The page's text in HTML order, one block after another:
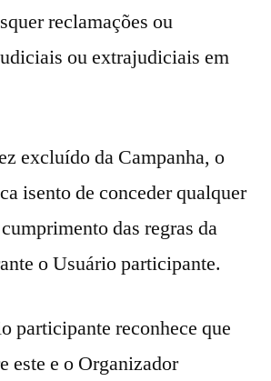
reclamações ou
ou extrajudiciais em
excluído da Campanha, o
isento de conceder qualquer
das regras da
o Usuário participante.
participante reconhece que
este e o Organizador